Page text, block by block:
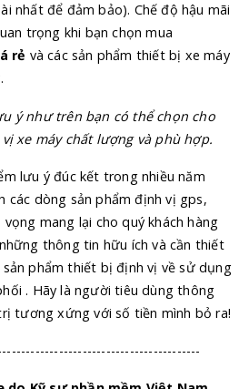
nhất để đảm bảo). Chế độ hậu mãi
trọng khi bạn chọn mua
rẻ và các sản phẩm thiết bị xe máy
ý như trên bạn có thể chọn cho
xe máy chất lượng và phù hợp.
lưu ý đúc kết trong nhiều năm
các dòng sản phẩm định vị gps,
mang lại cho quý khách hàng
thông tin hữu ích và cần thiết
phẩm thiết bị định vị về sử dụng
. Hãy là người tiêu dùng thông
tương xứng với số tiền mình bỏ ra!